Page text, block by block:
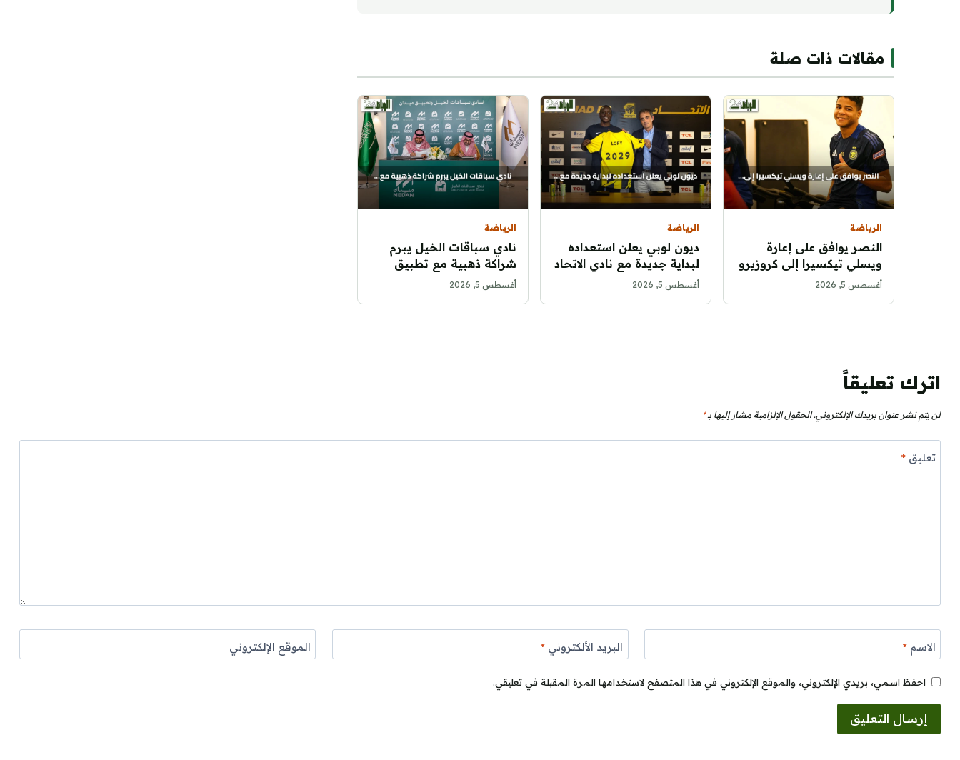
مقالات ذات صلة
الرياضة
النصر يوافق على إعارة
ويسلي تيكسيرا إلى كروزيرو
لموسم واحد
أغسطس 5, 2026
الرياضة
ديون لوبي يعلن استعداده
لبداية جديدة مع نادي الاتحاد
أغسطس 5, 2026
الرياضة
نادي سباقات الخيل يبرم
شراكة ذهبية مع تطبيق
ميدان لتعزيز الخدمات
أغسطس 5, 2026
اترك تعليقاً
لن يتم نشر عنوان بريدك الإلكتروني. الحقول الإلزامية مشار إليها بـ*
تعليق*
الاسم* البريد الألكتروني * الموقع الإلكتروني
احفظ اسمي، بريدي الإلكتروني، والموقع الإلكتروني في هذا المتصفح لاستخدامها المرة المقبلة في تعليقي.